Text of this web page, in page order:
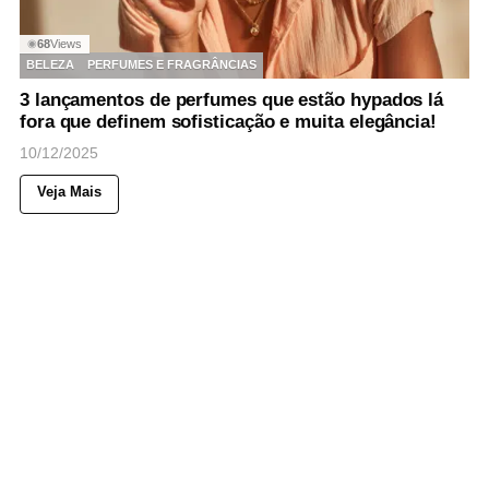
◉68Views
BELEZA
PERFUMES E FRAGRÂNCIAS
3 lançamentos de perfumes que estão hypados lá
fora que definem sofisticação e muita elegância!
10/12/2025
Veja Mais